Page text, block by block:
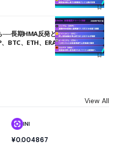
──長期HMA反発と雲上抜けが買い
BTC、ETH、ERA
View All
INI
¥0.004867